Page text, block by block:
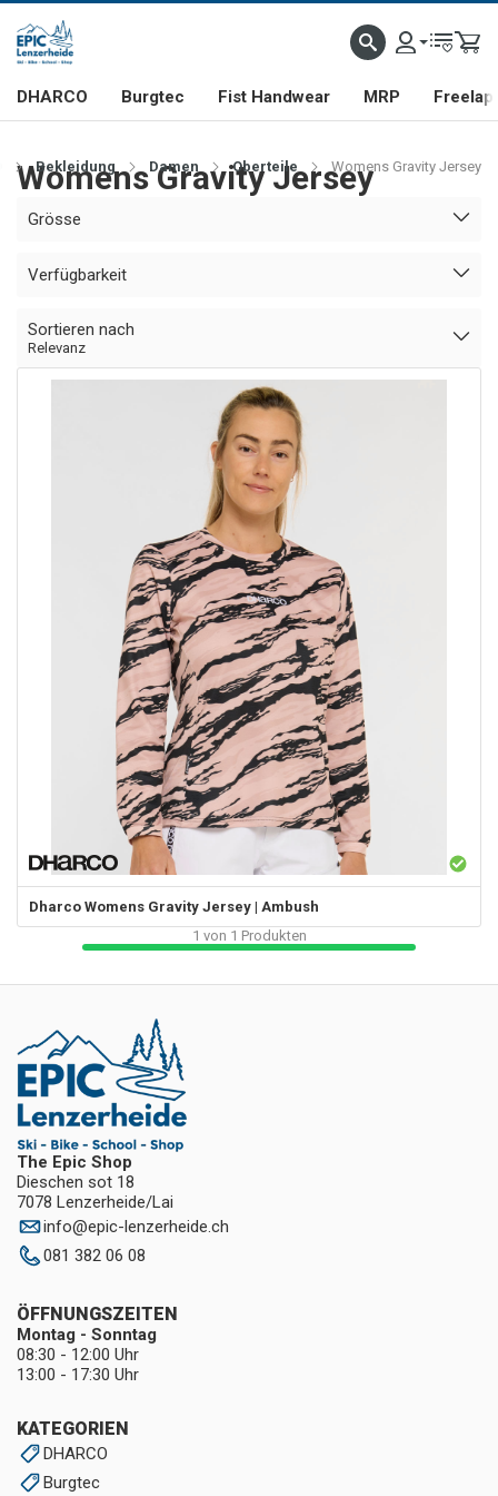
DHARCO Burgtec Fist Handwear MRP Freelap
Bekleidung Damen Oberteile Womens Gravity Jersey
Womens Gravity Jersey
Grösse
Verfügbarkeit
Sortieren nach
Relevanz
Dharco Womens Gravity Jersey | Ambush
1 von 1 Produkten
The Epic Shop
Dieschen sot 18
7078 Lenzerheide/Lai
info@epic-lenzerheide.ch
081 382 06 08
KATEGORIEN
DHARCO
Burgtec
ÖFFNUNGSZEITEN
Montag - Sonntag
08:30 - 12:00 Uhr
13:00 - 17:30 Uhr